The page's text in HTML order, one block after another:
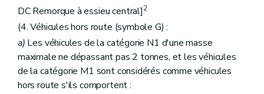
DC Remorque à essieu central]2
(4. Véhicules hors route (symbole G) :
a) Les véhicules de la catégorie N1 d'une masse
maximale ne dépassant pas 2 tonnes, et les véhicules
de la catégorie M1 sont considérés comme véhicules
hors route s'ils comportent :